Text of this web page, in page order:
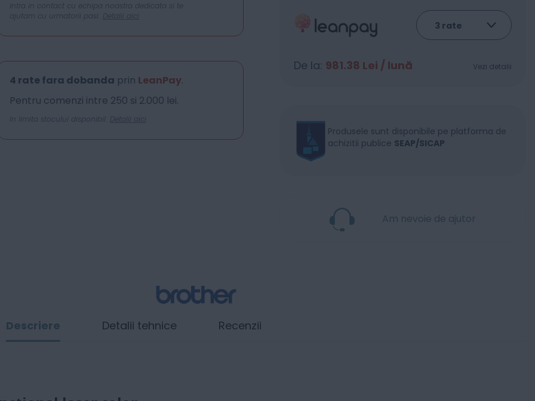
Intra in contact cu echipa noastra dedicata si te
ajutam cu urmatorii pasi. Detalii aici
4 rate fara dobanda prin LeanPay.
Pentru comenzi intre 250 si 2.000 lei.
In limita stocului disponibil. Detalii aici
De la: 981.38 Lei / lună Vezi detalii
Produsele sunt disponibile pe platforma de
achizitii publice SEAP/SICAP
Am nevoie de ajutor
Descriere Detalii tehnice Recenzii